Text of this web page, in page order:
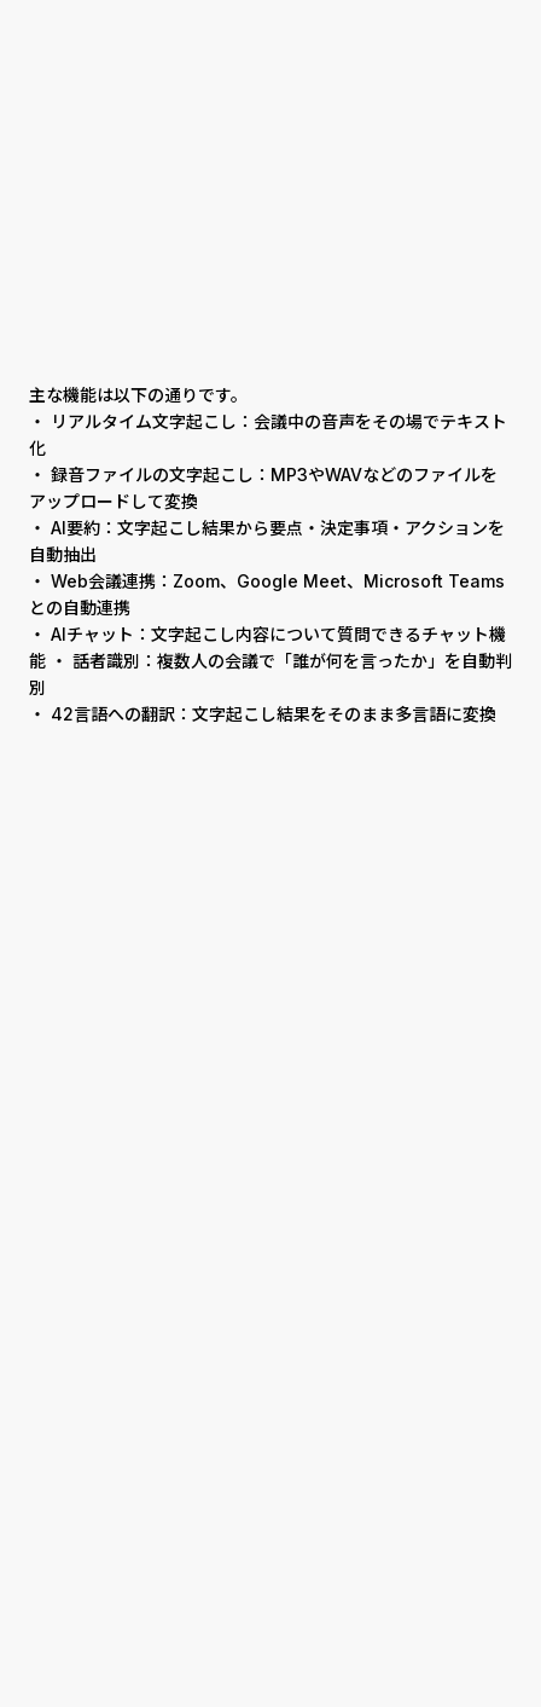
主な機能は以下の通りです。
・ リアルタイム文字起こし：会議中の音声をその場でテキスト
化
・ 録音ファイルの文字起こし：MP3やWAVなどのファイルを
アップロードして変換
・ AI要約：文字起こし結果から要点・決定事項・アクションを
自動抽出
・ Web会議連携：Zoom、Google Meet、Microsoft Teams
との自動連携
・ AIチャット：文字起こし内容について質問できるチャット機
能 ・ 話者識別：複数人の会議で「誰が何を言ったか」を自動判
別
・ 42言語への翻訳：文字起こし結果をそのまま多言語に変換